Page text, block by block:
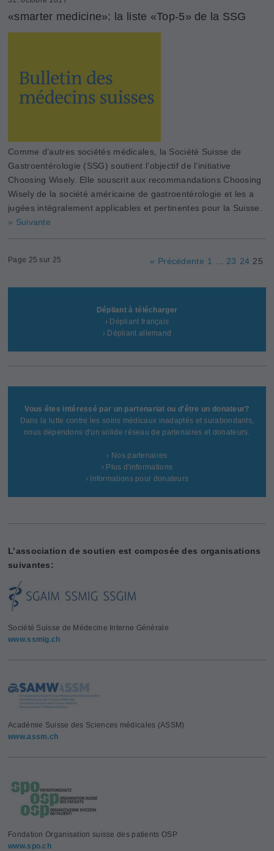
«smarter medicine»: la liste «Top-5» de la SSG
Comme d’autres sociétés médicales, la Société Suisse de
Gastroentérologie (SSG) soutient l’objectif de l’initiative
Choosing Wisely. Elle souscrit aux recommandations Choosing
Wisely de la société américaine de gastroentérologie et les a
jugées intégralement applicables et pertinentes pour la Suisse.
» Suivante
Page 25 sur 25 « Précédente 1 23 24 25
Dépliant à télécharger
› Dépliant français
› Dépliant allemand
Vous êtes intéressé par un partenariat ou d'être un donateur?
Dans la lutte contre les soins médicaux inadaptés et surabondants,
nous dépendons d'un solide réseau de partenaires et donateurs.
› Nos partenaires
› Plus d'informations
› Informations pour donateurs
L’association de soutien est composée des organisations
suivantes:
Société Suisse de Médecine Interne Générale
www.ssmig.ch
Académie Suisse des Sciences médicales (ASSM)
www.assm.ch
Fondation Organisation suisse des patients OSP
www.spo.ch